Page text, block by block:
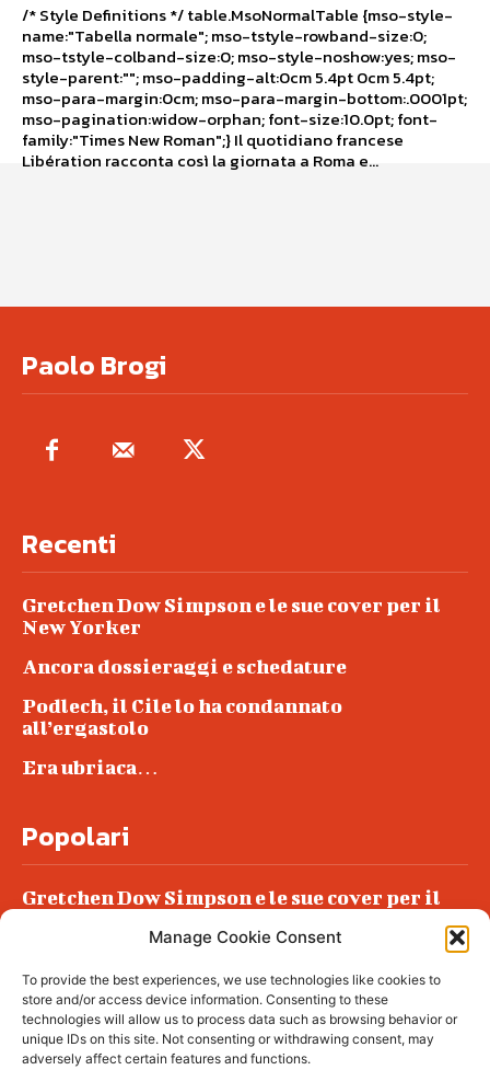
Manage Cookie Consent
To provide the best experiences, we use technologies like cookies to
store and/or access device information. Consenting to these
technologies will allow us to process data such as browsing behavior or
unique IDs on this site. Not consenting or withdrawing consent, may
adversely affect certain features and functions.
/* Style Definitions */ table.MsoNormalTable {mso-style-
name:"Tabella normale"; mso-tstyle-rowband-size:0;
mso-tstyle-colband-size:0; mso-style-noshow:yes; mso-
style-parent:""; mso-padding-alt:0cm 5.4pt 0cm 5.4pt;
mso-para-margin:0cm; mso-para-margin-bottom:.0001pt;
mso-pagination:widow-orphan; font-size:10.0pt; font-
family:"Times New Roman";} Il quotidiano francese
Libération racconta così la giornata a Roma e...
Paolo Brogi
Recenti
Gretchen Dow Simpson e le sue cover per il
New Yorker
Ancora dossieraggi e schedature
Podlech, il Cile lo ha condannato
all’ergastolo
Era ubriaca…
Popolari
Gretchen Dow Simpson e le sue cover per il
Podlech, il Cile lo ha condannato
all’ergastolo
Era ubriaca…